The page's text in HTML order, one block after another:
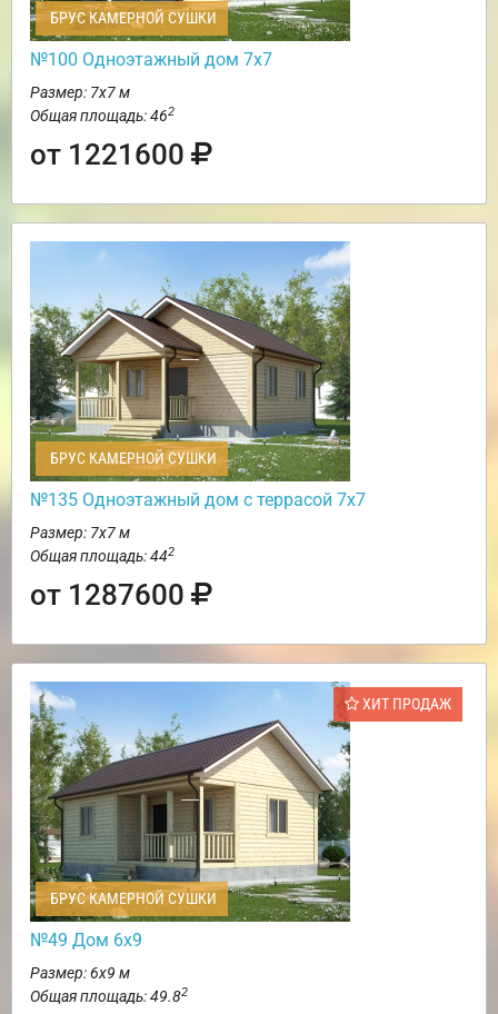
БРУС КАМЕРНОЙ СУШКИ
№100 Одноэтажный дом 7х7
Размер: 7х7 м
Общая площадь: 462
от 1221600
БРУС КАМЕРНОЙ СУШКИ
№135 Одноэтажный дом с террасой 7х7
Размер: 7х7 м
Общая площадь: 442
от 1287600
ХИТ ПРОДАЖ
БРУС КАМЕРНОЙ СУШКИ
№49 Дом 6х9
Размер: 6х9 м
Общая площадь: 49.82